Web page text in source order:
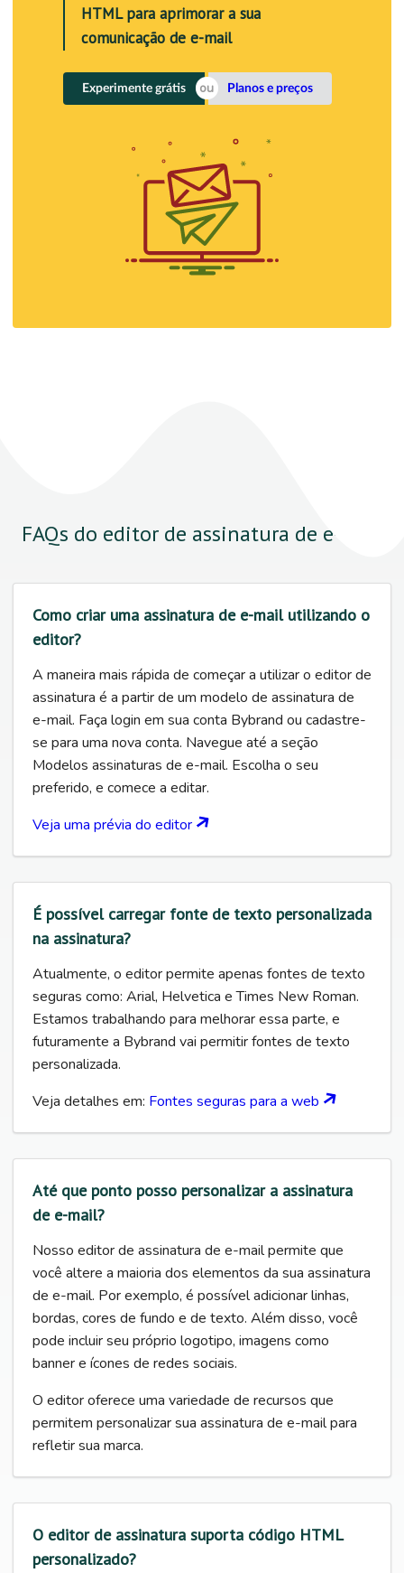
HTML para aprimorar a sua
comunicação de e-mail
Experimente grátis Planos e preços
FAQs do editor de assinatura de e-mail
Como criar uma assinatura de e-mail utilizando o
editor?
A maneira mais rápida de começar a utilizar o editor de
assinatura é a partir de um modelo de assinatura de
e-mail. Faça login em sua conta Bybrand ou cadastre-
se para uma nova conta. Navegue até a seção
Modelos assinaturas de e-mail. Escolha o seu
preferido, e comece a editar.
Veja uma prévia do editor
É possível carregar fonte de texto personalizada
na assinatura?
Atualmente, o editor permite apenas fontes de texto
seguras como: Arial, Helvetica e Times New Roman.
Estamos trabalhando para melhorar essa parte, e
futuramente a Bybrand vai permitir fontes de texto
personalizada.
Veja detalhes em: Fontes seguras para a web
Até que ponto posso personalizar a assinatura
de e-mail?
Nosso editor de assinatura de e-mail permite que
você altere a maioria dos elementos da sua assinatura
de e-mail. Por exemplo, é possível adicionar linhas,
bordas, cores de fundo e de texto. Além disso, você
pode incluir seu próprio logotipo, imagens como
banner e ícones de redes sociais.
O editor oferece uma variedade de recursos que
permitem personalizar sua assinatura de e-mail para
refletir sua marca.
O editor de assinatura suporta código HTML
personalizado?